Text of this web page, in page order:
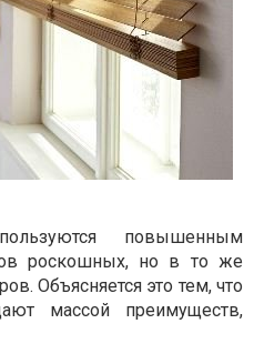
повышенным
роскошных, но в то же
Объясняется это тем, что
массой преимуществ,